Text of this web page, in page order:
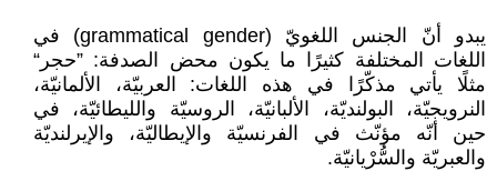
يبدو أنّ الجنس اللغويّ (grammatical gender) في
اللغات المختلفة كثيرًا ما يكون محض الصدفة: ”حجر“
مثلًا يأتي مذكّرًا في هذه اللغات: العربيّة، الألمانيّة،
النرويجيّة، البولنديّة، الألبانيّة، الروسيّة والليطائيّة، في
حين أنّه مؤنّث في الفرنسيّة والإيطاليّة، والإيرلنديّة
والعبريّة والسُّرْيانيّة.